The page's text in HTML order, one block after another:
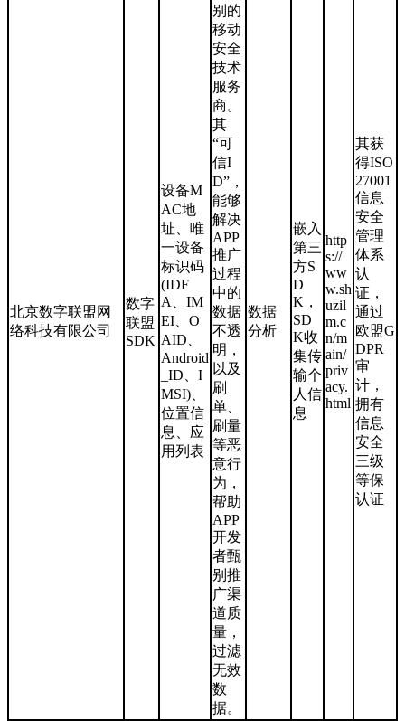
北京数字联盟网
络科技有限公司
数字
联盟
SDK
设备M
AC地
址、唯
一设备
标识码
(IDF
A、IM
EI、O
AID、
Android
_ID、I
MSI)、
位置信
息、应
用列表
别的
移动
安全
技术
服务
商。
其
“可
信I
D”，
能够
解决
APP
推广
过程
中的
数据
不透
明，
以及
刷
单、
刷量
等恶
意行
为，
帮助
APP
开发
者甄
别推
广渠
道质
量，
过滤
无效
数
据。
数据
分析
嵌入
第三
方S
D
K，
SD
K收
集传
输个
人信
息
http
s://
ww
w.sh
uzil
m.c
n/m
ain/
priv
acy.
html
其获
得ISO
27001
信息
安全
管理
体系
认
证，
通过
欧盟G
DPR
审
计，
拥有
信息
安全
三级
等保
认证